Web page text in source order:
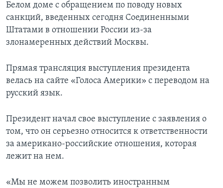
Белом доме с обращением по поводу новых
санкций, введенных сегодня Соединенными
Штатами в отношении России из-за
злонамеренных действий Москвы.
Прямая трансляция выступления президента
велась на сайте «Голоса Америки» с переводом на
русский язык.
Президент начал свое выступление с заявления о
том, что он серьезно относится к ответственности
за американо-российские отношения, которая
лежит на нем.
«Мы не можем позволить иностранным